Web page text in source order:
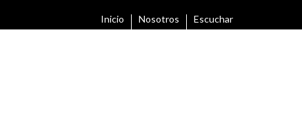
Inicio Nosotros Escuchar